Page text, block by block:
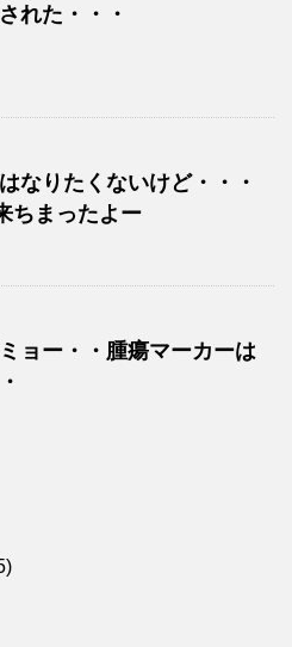
れた・・・
なりたくないけど・・・
ちまったよー
ョー・・腫瘍マーカーは